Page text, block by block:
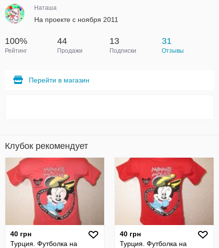
Наташа
На проекте с ноября 2011
100%
Рейтинг
44
Продажи
13
Подписки
31
Отзывы
Перейти в магазин
Клубок рекомендует
40 грн
Турция. Футболка на
40 грн
Турция. Футболка на